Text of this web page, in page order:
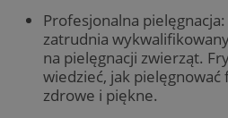
Profesjonalna
zatrudnia
na pielęgnacji zwierząt.
wiedzieć, jak pielęgnować
zdrowe i piękne.